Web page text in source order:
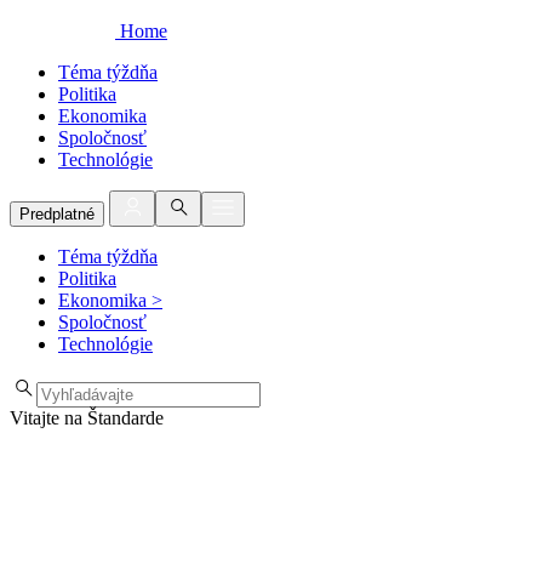
Home
Téma týždňa
Politika
Ekonomika
Spoločnosť
Technológie
Predplatné
Téma týždňa
Politika
Ekonomika >
Spoločnosť
Technológie
Vitajte na Štandarde